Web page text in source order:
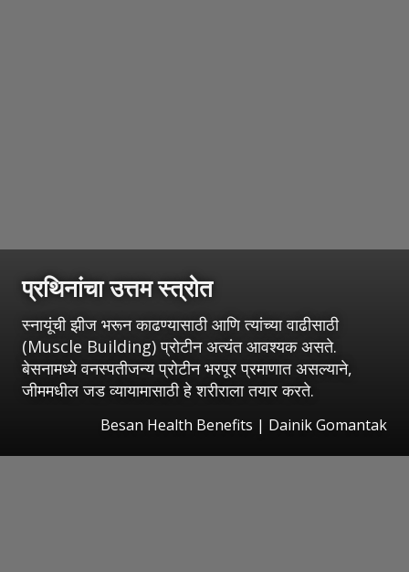
प्रथिनांचा उत्तम स्त्रोत
स्नायूंची झीज भरून काढण्यासाठी आणि त्यांच्या वाढीसाठी
(Muscle Building) प्रोटीन अत्यंत आवश्यक असते.
बेसनामध्ये वनस्पतीजन्य प्रोटीन भरपूर प्रमाणात असल्याने,
जीममधील जड व्यायामासाठी हे शरीराला तयार करते.
Besan Health Benefits | Dainik Gomantak